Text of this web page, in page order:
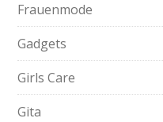
Frauenmode
Gadgets
Girls Care
Gita